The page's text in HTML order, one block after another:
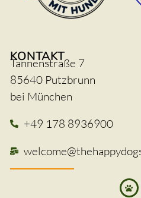
KONTAKT
Tannenstraße 7
85640 Putzbrunn
bei München
+49 178 8936900